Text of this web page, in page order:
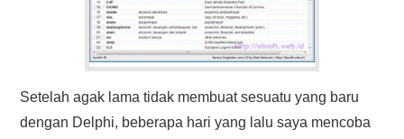
Setelah agak lama tidak membuat sesuatu yang baru
dengan Delphi, beberapa hari yang lalu saya mencoba